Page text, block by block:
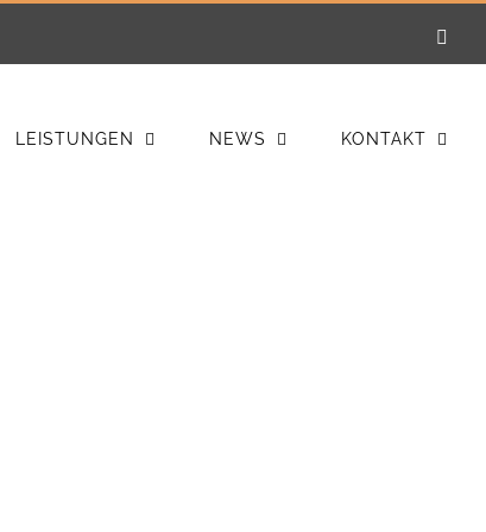
LEISTUNGEN NEWS KONTAKT